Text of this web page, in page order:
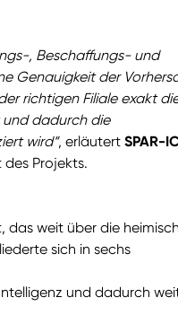
, Beschaffungs- und
Genauigkeit der
richtigen Filiale exakt
dadurch die
wird“, erläutert SPAR-
Projekts.
weit über die
sich in sechs
und dadurch